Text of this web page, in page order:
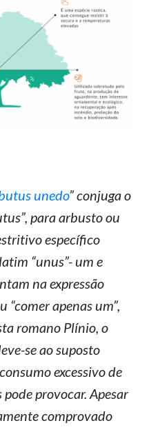
unedo” conjuga o
para arbusto ou
específico
“unus”- um e
na expressão
“comer apenas um”,
romano Plínio, o
se ao suposto
excessivo de
provocar. Apesar
comprovado